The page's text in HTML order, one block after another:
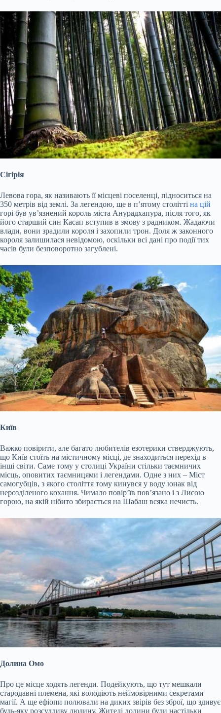
Сігірія
Левова гора, як називають її місцеві поселенці, підноситься на
350 метрів від землі. За легендою, ще в п’ятому столітті на цій
горі був ув’язнений король міста Анурадхапура, після того, як
його старший син Касап вступив в змову з радником. Жадаючи
влади, вони зрадили короля і захопили трон. Доля ж законного
короля залишилася невідомою, оскільки всі дані про події тих
часів були безповоротно загублені.
Київ
Важко повірити, але багато любителів езотерики стверджують,
що Київ стоїть на містичному місці, де знаходиться перехід в
інші світи. Саме тому у столиці України стільки таємничих
місць, оповитих таємницями і легендами. Одне з них – Міст
самогубців, з якого століття тому кинувся у воду юнак від
нерозділеного кохання. Чимало повір’їв пов’язано і з Лисою
горою, на якій нібито збирається на Шабаш всяка нечисть.
Долина Омо
Про це місце ходять легенди. Подейкують, що тут мешкали
стародавні племена, які володіють неймовірними секретами
магії. А ще ефіопи полювали на диких звірів без зброї, що здивує
будь-яку розсудливу людину. Жителі долини були настільки